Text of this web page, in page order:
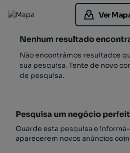
Ver
Nenhum resultado
Não encontrámos resultados
sua pesquisa. Tente de novo
de pesquisa.
Pesquisa um negócio
Guarde esta pesquisa e
aparecerem novos anúncios